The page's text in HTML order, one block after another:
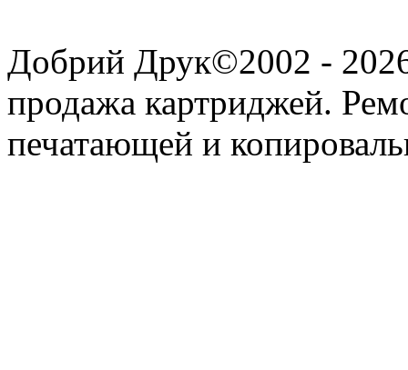
Добрий Друк©2002 - 2026
продажа картриджей.
печатающей и